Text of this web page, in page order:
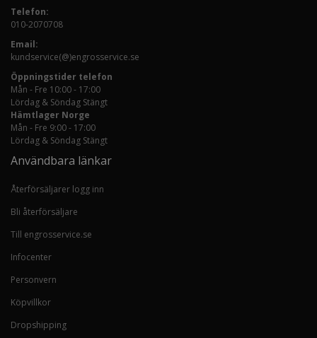
Telefon:
010-2070708
Email:
kundservice(@)engrosservice.se
Öppningstider telefon
Mån - Fre 10:00 - 17:00
Lördag & Söndag Stängt
Hämtlager Norge
Mån - Fre 9:00 - 17:00
Lördag & Söndag Stängt
Användbara länkar
Återförsäljarer logg inn
Bli återförsäljare
Till engrosservice.se
Infocenter
Personvern
Köpvillkor
Dropshipping